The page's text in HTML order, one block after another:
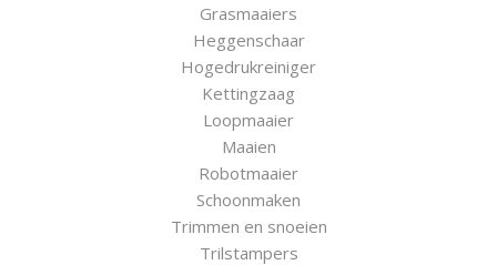
Grasmaaiers
Heggenschaar
Hogedrukreiniger
Kettingzaag
Loopmaaier
Maaien
Robotmaaier
Schoonmaken
Trimmen en snoeien
Trilstampers